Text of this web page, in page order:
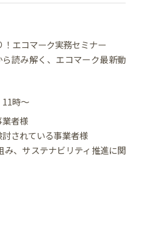
！エコマーク実務セミナー
読み解く、エコマーク最新動
11時～
者様
れている事業者様
サステナビリティ推進に関